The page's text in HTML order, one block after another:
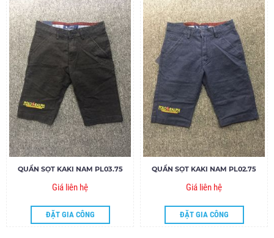
QUẦN SỌT KAKI NAM PL03.75
Giá liên hệ
ĐẶT GIA CÔNG
QUẦN SỌT KAKI NAM PL02.75
Giá liên hệ
ĐẶT GIA CÔNG